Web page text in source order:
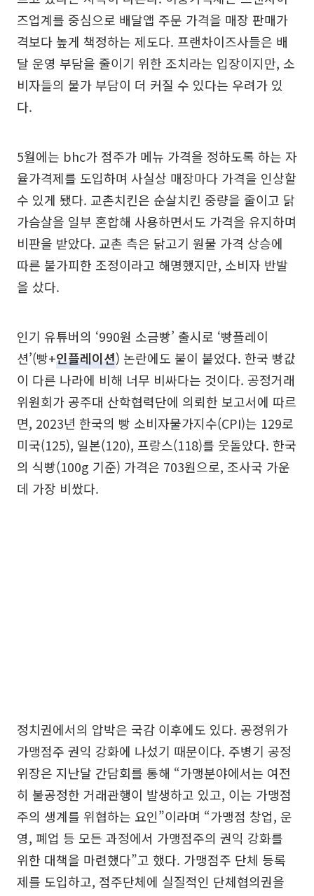
즈업계를 중심으로 배달앱 주문 가격을 매장 판매가
격보다 높게 책정하는 제도다. 프랜차이즈사들은 배
달 운영 부담을 줄이기 위한 조치라는 입장이지만, 소
비자들의 물가 부담이 더 커질 수 있다는 우려가 있
다.
5월에는 bhc가 점주가 메뉴 가격을 정하도록 하는 자
율가격제를 도입하며 사실상 매장마다 가격을 인상할
수 있게 됐다. 교촌치킨은 순살치킨 중량을 줄이고 닭
가슴살을 일부 혼합해 사용하면서도 가격을 유지하며
비판을 받았다. 교촌 측은 닭고기 원물 가격 상승에
따른 불가피한 조정이라고 해명했지만, 소비자 반발
을 샀다.
인기 유튜버의 ‘990원 소금빵’ 출시로 ‘빵플레이
션’(빵+인플레이션) 논란에도 불이 붙었다. 한국 빵값
이 다른 나라에 비해 너무 비싸다는 것이다. 공정거래
위원회가 공주대 산학협력단에 의뢰한 보고서에 따르
면, 2023년 한국의 빵 소비자물가지수(CPI)는 129로
미국(125), 일본(120), 프랑스(118)를 웃돌았다. 한국
의 식빵(100g 기준) 가격은 703원으로, 조사국 가운
데 가장 비쌌다.
정치권에서의 압박은 국감 이후에도 있다. 공정위가
가맹점주 권익 강화에 나섰기 때문이다. 주병기 공정
위장은 지난달 간담회를 통해 “가맹분야에서는 여전
히 불공정한 거래관행이 발생하고 있고, 이는 가맹점
주의 생계를 위협하는 요인”이라며 “가맹점 창업, 운
영, 폐업 등 모든 과정에서 가맹점주의 권익 강화를
위한 대책을 마련했다”고 했다. 가맹점주 단체 등록
제를 도입하고, 점주단체에 실질적인 단체협의권을